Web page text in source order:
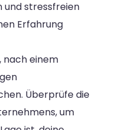
und stressfreien
Erfahrung
nach einem
Überprüfe die
um